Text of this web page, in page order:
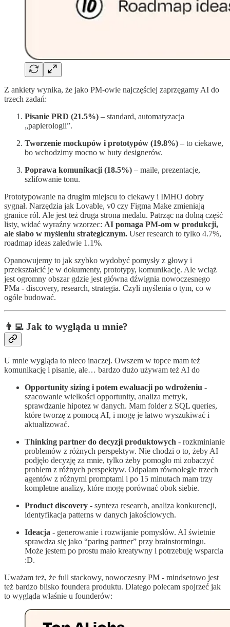
Z ankiety wynika, że jako PM-owie najczęściej zaprzęgamy AI do
trzech zadań:
Pisanie PRD (21.5%) – standard, automatyzacja
„papierologii”.
Tworzenie mockupów i prototypów (19.8%) – to ciekawe,
bo wchodzimy mocno w buty designerów.
Poprawa komunikacji (18.5%) – maile, prezentacje,
szlifowanie tonu.
Prototypowanie na drugim miejscu to ciekawy i IMHO dobry
sygnał. Narzędzia jak Lovable, v0 czy Figma Make zmieniają
granice ról. Ale jest też druga strona medalu. Patrząc na dolną część
listy, widać wyraźny wzorzec: AI pomaga PM-om w produkcji,
ale słabo w myśleniu strategicznym. User research to tylko 4.7%,
roadmap ideas zaledwie 1.1%.
Opanowujemy to jak szybko wydobyć pomysły z głowy i
przekształcić je w dokumenty, prototypy, komunikację. Ale wciąż
jest ogromny obszar gdzie jest główna dźwignia nowoczesnego
PMa - discovery, research, strategia. Czyli myślenia o tym, co w
ogóle budować.
👨‍💻 Jak to wygląda u mnie?
U mnie wygląda to nieco inaczej. Owszem w topce mam też
komunikację i pisanie, ale… bardzo dużo używam też AI do
Opportunity sizing i potem ewaluacji po wdrożeniu -
szacowanie wielkości opportunity, analiza metryk,
sprawdzanie hipotez w danych. Mam folder z SQL queries,
które tworzę z pomocą AI, i mogę je łatwo wyszukiwać i
aktualizować.
Thinking partner do decyzji produktowych - rozkminianie
problemów z różnych perspektyw. Nie chodzi o to, żeby AI
podjęło decyzję za mnie, tylko żeby pomogło mi zobaczyć
problem z różnych perspektyw. Odpalam równolegle trzech
agentów z różnymi promptami i po 15 minutach mam trzy
kompletne analizy, które mogę porównać obok siebie.
Product discovery - synteza research, analiza konkurencji,
identyfikacja patterns w danych jakościowych.
Ideacja - generowanie i rozwijanie pomysłów. AI świetnie
sprawdza się jako “paring partner” przy brainstormingu.
Może jestem po prostu mało kreatywny i potrzebuję wsparcia
:D.
Uważam też, że full stackowy, nowoczesny PM - mindsetowo jest
też bardzo blisko foundera produktu. Dlatego polecam spojrzeć jak
to wygląda właśnie u founderów: